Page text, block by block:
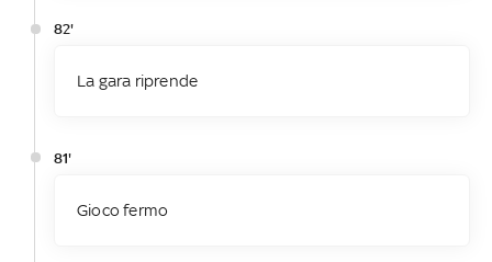
82'
La gara riprende
81'
Gioco fermo